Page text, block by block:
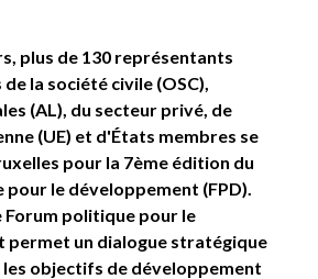
plus de 130 représentants
la société civile (OSC),
(AL), du secteur privé, de
(UE) et d'États membres se
pour la 7ème édition du
le développement (FPD).
Forum politique pour le
permet un dialogue stratégique
les objectifs de développement